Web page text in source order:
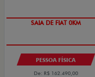
SAIA DE FIAT 0KM
PESSOA FÍSICA
De: R$ 162.490,00